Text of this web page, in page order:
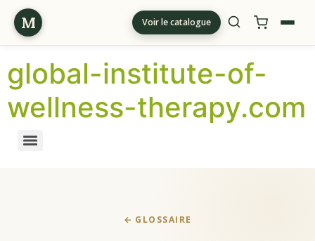
M Voir le catalogue
global-institute-of-
wellness-therapy.com
← GLOSSAIRE